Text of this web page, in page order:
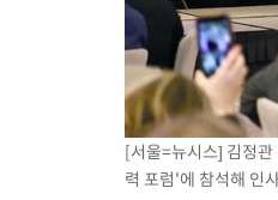
[서울=뉴시스] 김정
력 포럼'에 참석해 인